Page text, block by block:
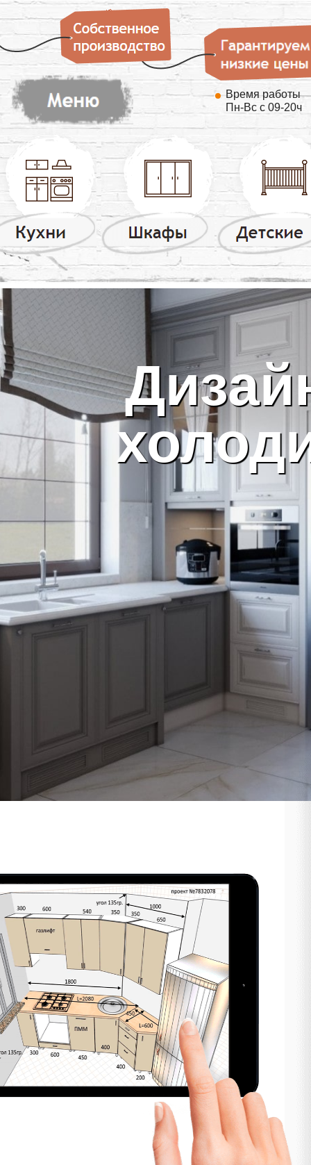
Время работы
Пн-Вс с 09-20ч